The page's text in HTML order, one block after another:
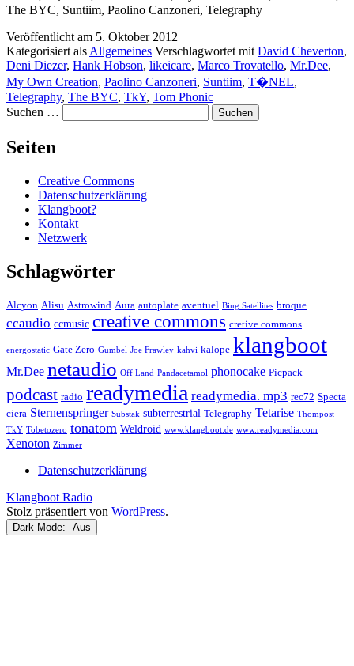
The BYC, Suntiim, Paolino Canzoneri, Telegraphy
Veröffentlicht am 5. Oktober 2012
Kategorisiert als Allgemeines Verschlagwortet mit David Cheverton,
Deni Diezer, Hank Hobson, likeicare, Marco Trovatello, Mr.Dee,
My Own Creation, Paolino Canzoneri, Suntiim, T�NEL,
Telegraphy, The BYC, TkY, Tom Phonic
Suchen …
Seiten
Creative Commons
Datenschutzerklärung
Klangboot?
Kontakt
Netzwerk
Schlagwörter
Alcyon Alisu Astrowind Aura autoplate aventuel Bing Satellites broque
ccaudio ccmusic creative commons cretive commons
energostatic Gate Zero Gumbel Joe Frawley kahvi kalope klangboot
Mr.Dee netaudio Off Land Pandacetamol phonocake Picpack
podcast radio readymedia readymedia. mp3 rec72 Specta
ciera Sternenspringer Substak subterrestrial Telegraphy Tetarise Thompost
TkY Tobetozero tonatom Weldroid www.klangboot.de www.readymedia.com
Xenoton Zimmer
Datenschutzerklärung
Klangboot Radio
Stolz präsentiert von WordPress.
Dark Mode: